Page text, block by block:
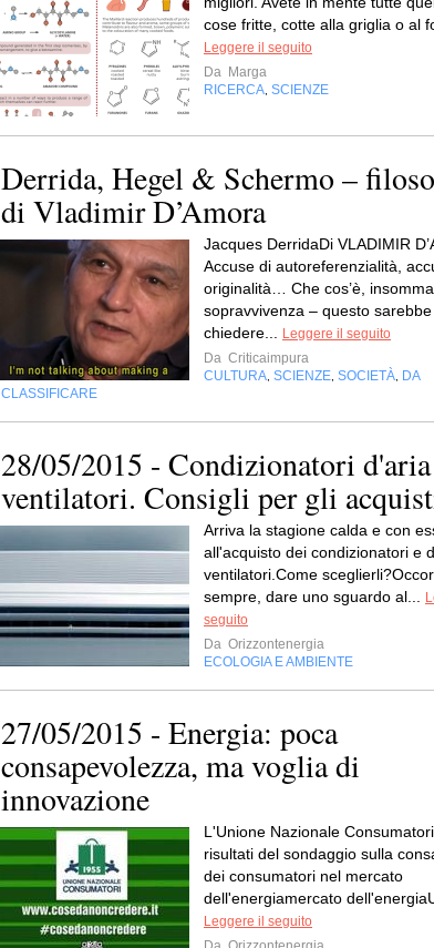
cose fritte, cotte alla griglia o al
Leggere il seguito
Da Marga
RICERCA SCIENZE
Derrida, Hegel & Schermo –
di Vladimir D’Amora
Jacques DerridaDi VLADIMIR
Accuse di autoreferenzialità,
originalità… Che cos’è,
sopravvivenza – questo sarebbe
chiedere...
Leggere il seguito
Da Criticaimpura
CULTURA SCIENZE SOCIETÀ DA
CLASSIFICARE
28/05/2015 - Condizionatori
ventilatori. Consigli per gli
Arriva la stagione calda e con
all'acquisto dei condizionatori e
ventilatori.Come
sempre, dare uno sguardo al...
seguito
Da Orizzontenergia
ECOLOGIA E AMBIENTE
27/05/2015 - Energia: poca
consapevolezza, ma voglia di
innovazione
L'Unione Nazionale
risultati del sondaggio sulla
dei consumatori nel mercato
dell'energiamercato
Leggere il seguito